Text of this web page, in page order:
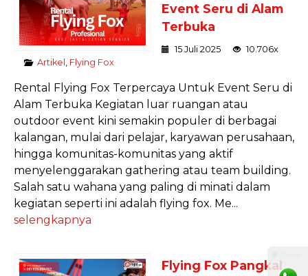
Event Seru di Alam
Terbuka
15 Juli 2025
10.706x
Artikel
Flying Fox
Rental Flying Fox Terpercaya Untuk Event Seru di
Alam Terbuka Kegiatan luar ruangan atau
outdoor event kini semakin populer di berbagai
kalangan, mulai dari pelajar, karyawan perusahaan,
hingga komunitas-komunitas yang aktif
menyelenggarakan gathering atau team building.
Salah satu wahana yang paling di minati dalam
kegiatan seperti ini adalah flying fox. Me...
selengkapnya
Flying Fox Pangkal